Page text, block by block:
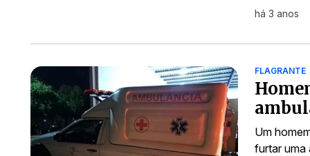
há 3 anos
FLAGRANTE
Um
furtar uma